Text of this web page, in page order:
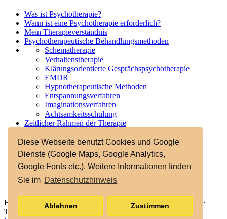
Diese Webseite benutzt Cookies und Google
Dienste (Google Maps, Google Analytics,
Google Fonts etc.). Weitere Informationen finden
Sie im Datenschutzhinweis
Ablehnen Zustimmen
Was ist Psychotherapie?
Wann ist eine Psychotherapie erforderlich?
Mein Therapieverständnis
Psychotherapeutische Behandlungsmethoden
Schematherapie
Verhaltenstherapie
Klärungsorientierte Gesprächspsychotherapie
EMDR
Hypnotherapeutische Methoden
Entspannungsverfahren
Imaginationsverfahren
Achtsamkeitsschulung
Zeitlicher Rahmen der Therapie
Zu meiner Person
Supervision/Dozententätigkeit
Paarberatung
Kontakt
Birgit Melles · Gerresheimer Landstr. 129 · 40627 Düsseldorf ·
Tel:+49 (0)176 4347 9131 ·
Kontakt